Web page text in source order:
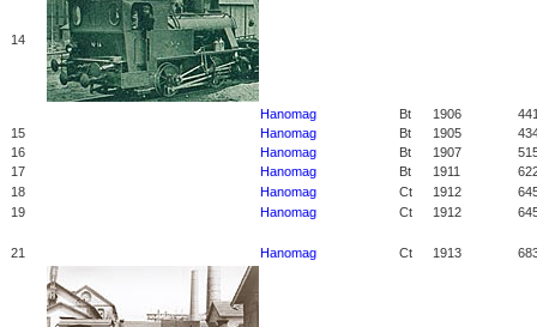
14
Hanomag Bt 1906
15
Hanomag Bt 1905
16
Hanomag Bt 1907
17
Hanomag Bt 1911
18
Hanomag Ct 1912
19
Hanomag Ct 1912
21 Hanomag Ct 1913